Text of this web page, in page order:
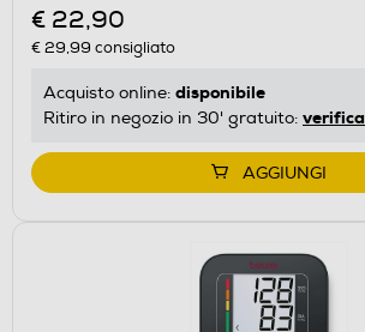
€ 22,90
€ 29,99 consigliato
Acquisto online: disponibile
Ritiro in negozio in 30' gratuito: verifica
AGGIUNGI